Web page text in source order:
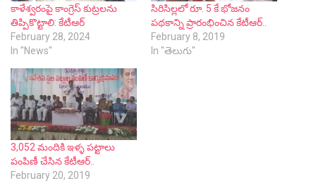
కాళేశ్వరంపై కాంగ్రెస్ కుట్రలను
తిప్పికొట్టాలి: కేటీఆర్
February 28, 2024
In "News"
సిరిసిల్లలో రూ. 5 కే భోజనం
పథకాన్ని ప్రారంభించిన కేటీఆర్..
February 8, 2019
In "తెలుగు"
3,052 మందికి ఇళ్ళ పట్టాలు
పంపిణీ చేసిన కేటీఆర్..
February 20, 2019